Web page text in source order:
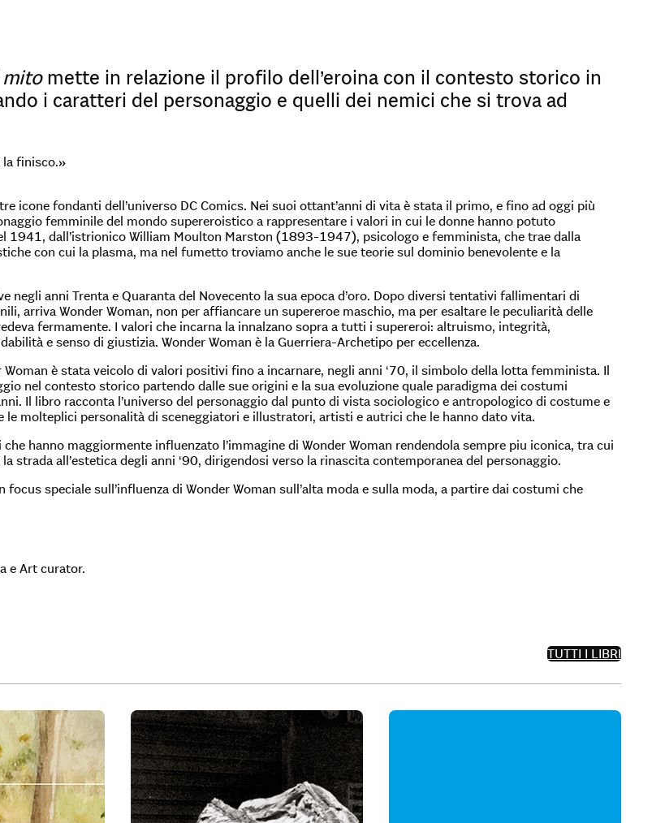
mitomette in relazione il profilo dell’eroina con il contesto storico in
i caratteri del personaggio e quelli dei nemici che si trova ad
la finisco.»
icone fondanti dell’universo DC Comics. Nei suoi ottant’anni di vita è stata il primo, e fino ad oggi più
femminile del mondo supereroistico a rappresentare i valori in cui le donne hanno potuto
1941, dall’istrionico William Moulton Marston (1893-1947), psicologo e femminista, che trae dalla
con cui la plasma, ma nel fumetto troviamo anche le sue teorie sul dominio benevolente e la
negli anni Trenta e Quaranta del Novecento la sua epoca d’oro. Dopo diversi tentativi fallimentari di
arriva Wonder Woman, non per affiancare un supereroe maschio, ma per esaltare le peculiarità delle
fermamente. I valori che incarna la innalzano sopra a tutti i supereroi: altruismo, integrità,
e senso di giustizia. Wonder Woman è la Guerriera-Archetipo per eccellenza.
Woman è stata veicolo di valori positivi fino a incarnare, negli anni ‘70, il simbolo della lotta femminista. Il
nel contesto storico partendo dalle sue origini e la sua evoluzione quale paradigma dei costumi
Il libro racconta l’universo del personaggio dal punto di vista sociologico e antropologico di costume e
le molteplici personalità di sceneggiatori e illustratori, artisti e autrici che le hanno dato vita.
hanno maggiormente influenzato l’immagine di Wonder Woman rendendola sempre piu iconica, tra cui
strada all’estetica degli anni ‘90, dirigendosi verso la rinascita contemporanea del personaggio.
focus speciale sull’influenza di Wonder Woman sull’alta moda e sulla moda, a partire dai costumi che
e Art curator.
TUTTI I LIBRI